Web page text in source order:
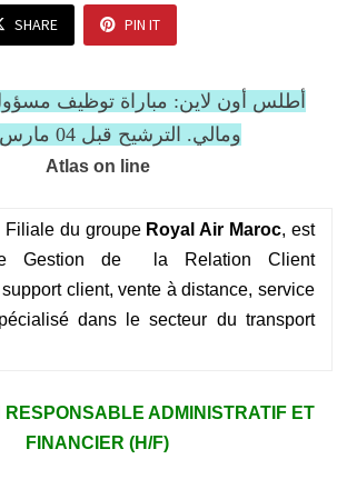
SHARE PIN IT
أطلس أون لاين: مباراة توظيف
ومالي. الترشيح قبل 04 مارس 2016
Atlas on line
Filiale du groupe Royal Air Maroc, est
Gestion de la Relation Client
client, vente à distance, service
dans le secteur du transport
RESPONSABLE ADMINISTRATIF ET
FINANCIER (H/F)